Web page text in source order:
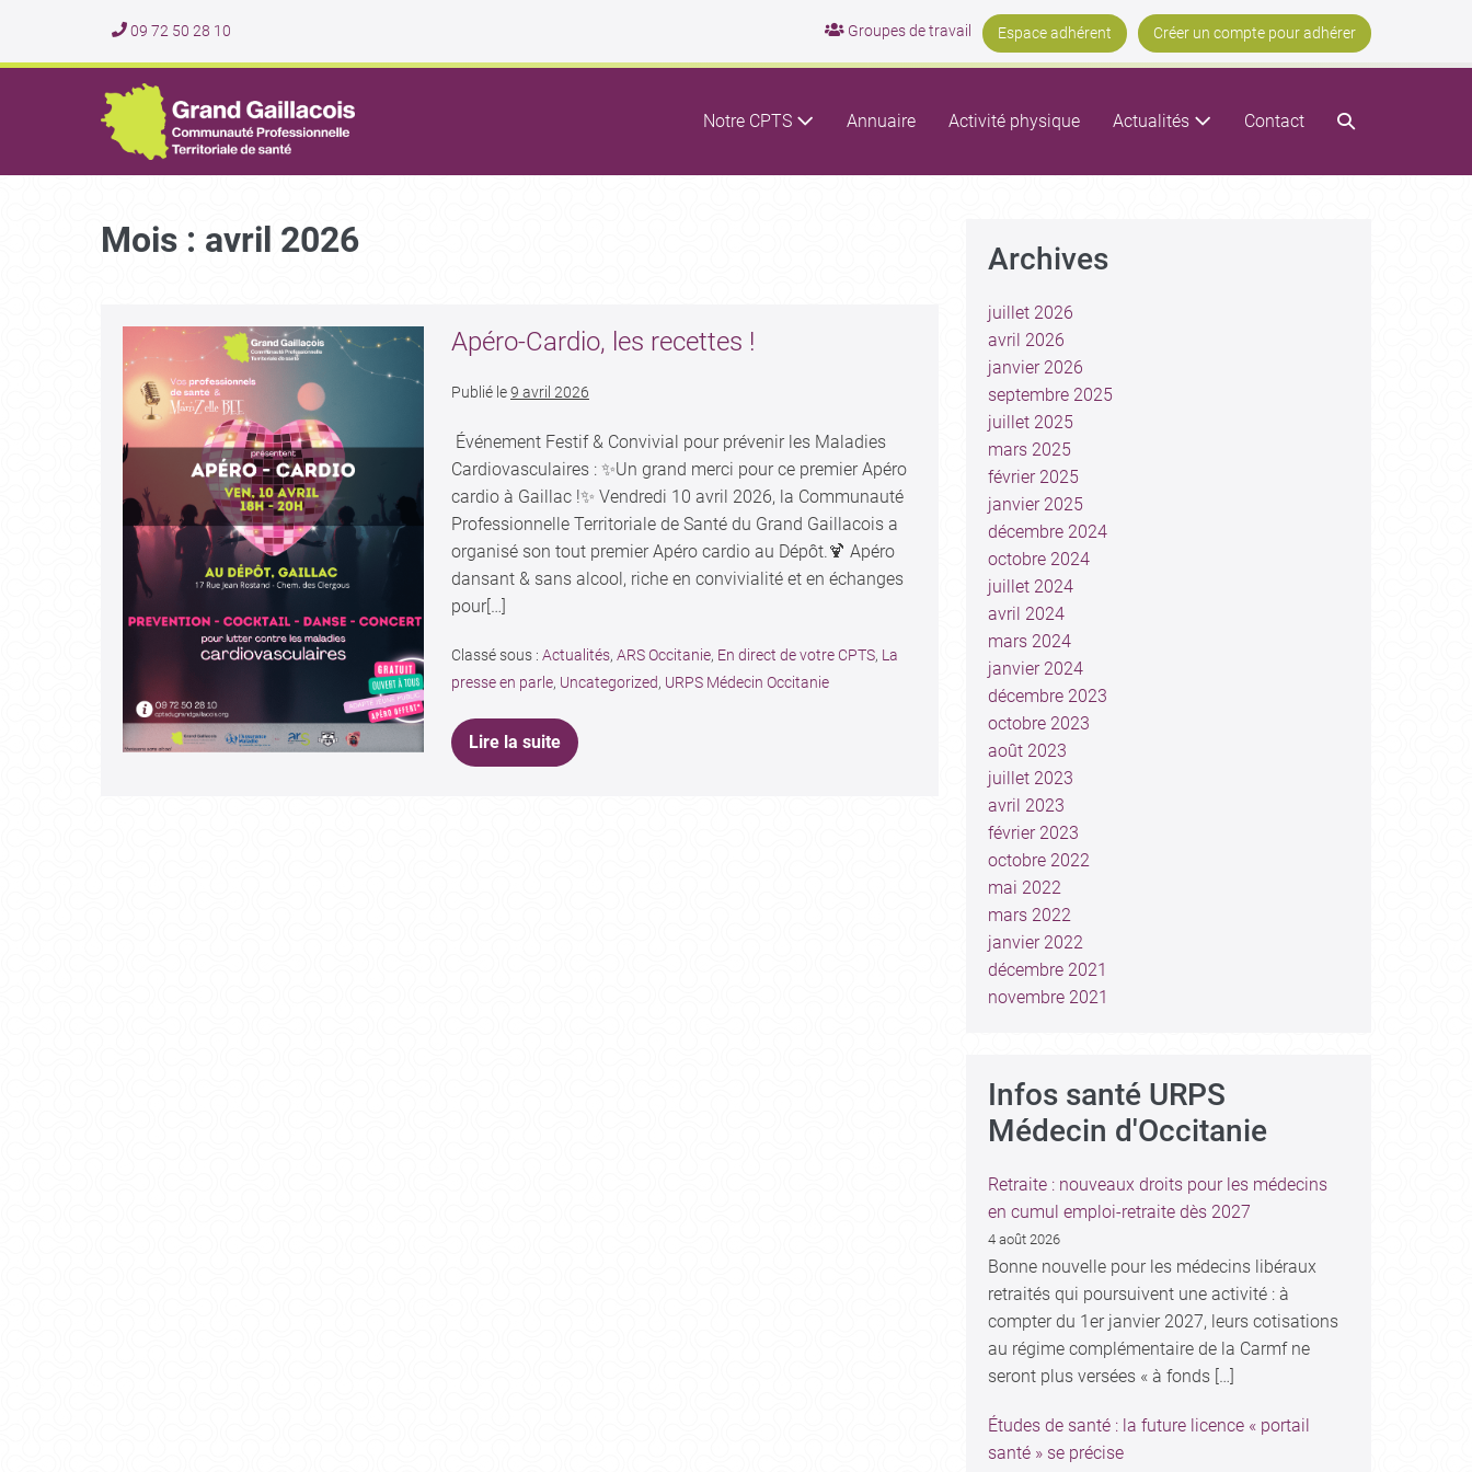
09 72 50 28 10 Groupes de travail Espace adhérent Créer un compte pour adhérer
Notre CPTS Annuaire Activité physique Actualités Contact
Mois : avril 2026
Apéro-Cardio, les recettes !
Publié le9 avril 2026
Événement Festif & Convivial pour prévenir les Maladies
Cardiovasculaires : ✨Un grand merci pour ce premier Apéro
cardio à Gaillac !✨ Vendredi 10 avril 2026, la Communauté
Professionnelle Territoriale de Santé du Grand Gaillacois a
organisé son tout premier Apéro cardio au Dépôt.🍹 Apéro
dansant & sans alcool, riche en convivialité et en échanges
pour[…]
Classé sous : Actualités, ARS Occitanie, En direct de votre CPTS, La
presse en parle, Uncategorized, URPS Médecin Occitanie
Lire la suite
Archives
juillet 2026
avril 2026
janvier 2026
septembre 2025
juillet 2025
mars 2025
février 2025
janvier 2025
décembre 2024
octobre 2024
juillet 2024
avril 2024
mars 2024
janvier 2024
décembre 2023
octobre 2023
août 2023
juillet 2023
avril 2023
février 2023
octobre 2022
mai 2022
mars 2022
janvier 2022
décembre 2021
novembre 2021
Infos santé URPS
Médecin d'Occitanie
Retraite : nouveaux droits pour les médecins
en cumul emploi-retraite dès 2027
4 août 2026
Bonne nouvelle pour les médecins libéraux
retraités qui poursuivent une activité : à
compter du 1er janvier 2027, leurs cotisations
au régime complémentaire de la Carmf ne
seront plus versées « à fonds […]
Études de santé : la future licence « portail
santé » se précise